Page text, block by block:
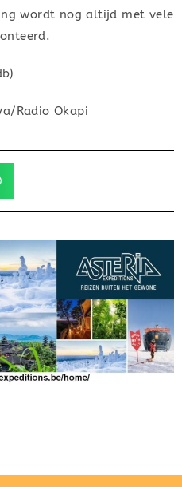
wordt nog altijd met vele
Radio Okapi